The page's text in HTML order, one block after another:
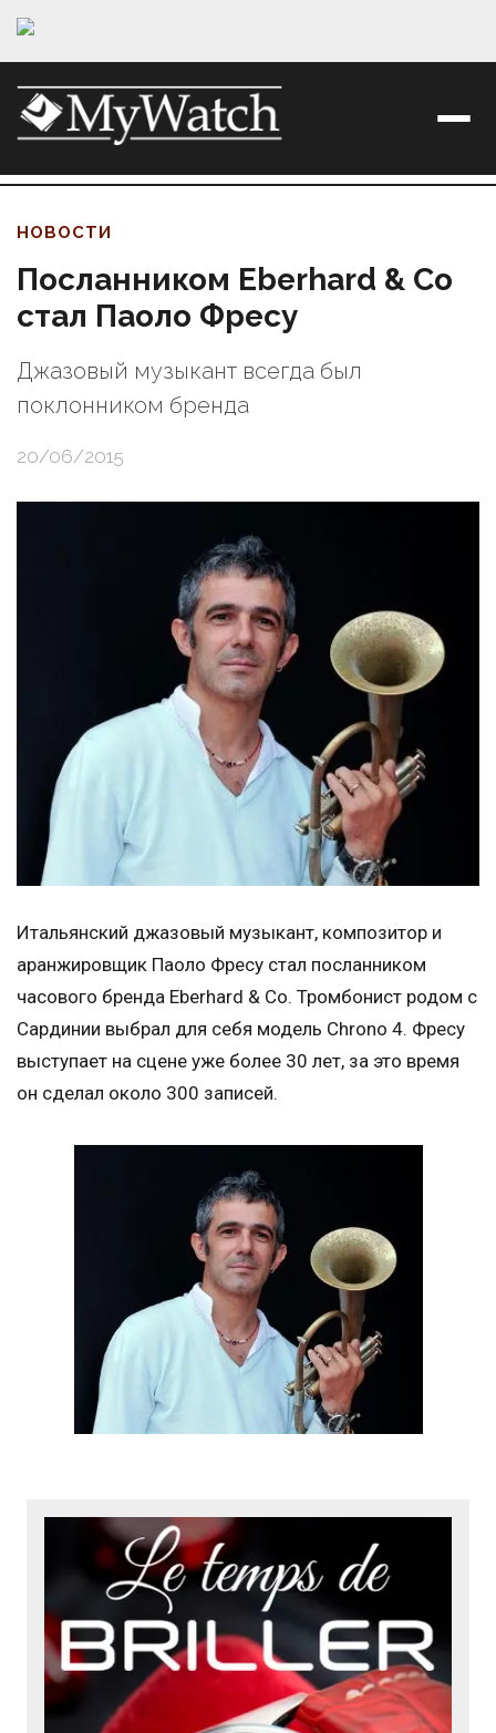
НОВОСТИ
Посланником Eberhard & Co
стал Паоло Фресу
Джазовый музыкант всегда был
поклонником бренда
20/06/2015
Итальянский джазовый музыкант, композитор и
аранжировщик Паоло Фресу стал посланником
часового бренда Eberhard & Co. Тромбонист родом с
Сардинии выбрал для себя модель Chrono 4. Фресу
выступает на сцене уже более 30 лет, за это время
он сделал около 300 записей.